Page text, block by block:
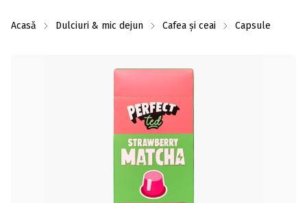
Acasă Dulciuri & mic dejun Cafea și ceai Capsule